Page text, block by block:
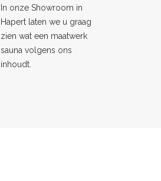
In onze Showroom in
Hapert laten we u graag
zien wat een maatwerk
sauna volgens ons
inhoudt.